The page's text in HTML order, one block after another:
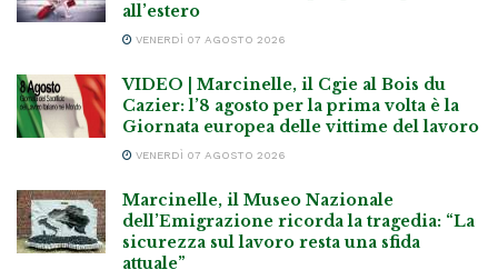
all’estero
VENERDÌ 07 AGOSTO 2026
VIDEO | Marcinelle, il Cgie al Bois du
Cazier: l’8 agosto per la prima volta è la
Giornata europea delle vittime del lavoro
VENERDÌ 07 AGOSTO 2026
Marcinelle, il Museo Nazionale
dell’Emigrazione ricorda la tragedia: “La
sicurezza sul lavoro resta una sfida
attuale”